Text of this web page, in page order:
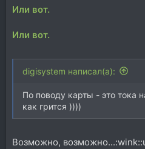
Или вот.
Или вот.
digisystem написал(а):
По поводу карты - это тока
как грится ))))
Возможно,